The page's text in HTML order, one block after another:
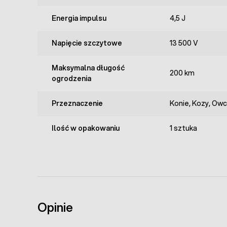
Energia impulsu 4,5 J
Napięcie szczytowe 13 500 V
Maksymalna długość
ogrodzenia
200 km
Przeznaczenie Konie, Kozy,
Ilość w opakowaniu 1 sztuka
Opinie